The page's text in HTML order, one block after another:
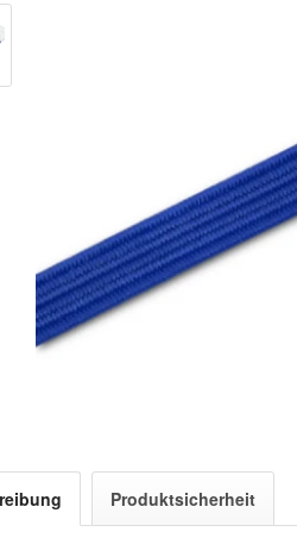
Produktsicherheit